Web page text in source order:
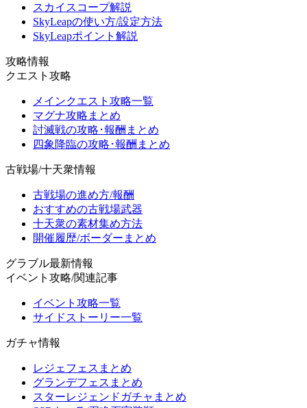
スカイスコープ解説
SkyLeapの使い方/設定方法
SkyLeapポイント解説
攻略情報
クエスト攻略
メインクエスト攻略一覧
マグナ攻略まとめ
討滅戦の攻略･報酬まとめ
四象降臨の攻略･報酬まとめ
古戦場/十天衆情報
古戦場の進め方/報酬
おすすめの古戦場武器
十天衆の素材集め方法
開催履歴/ボーダーまとめ
グラブル最新情報
イベント攻略/関連記事
イベント攻略一覧
サイドストーリー一覧
ガチャ情報
レジェフェスまとめ
グランデフェスまとめ
スターレジェンドガチャまとめ